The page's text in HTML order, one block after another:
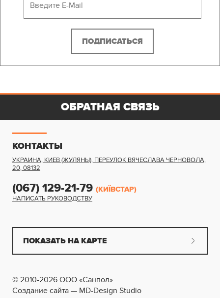
КОНТАКТЫ
УКРАИНА, КИЕВ (ЖУЛЯНЫ), ПЕРЕУЛОК ВЯЧЕСЛАВА ЧЕРНОВОЛА,
20,08132
(067) 129-21-79 (КИЇВСТАР)
НАПИСАТЬ РУКОВОДСТВУ
ПОКАЗАТЬ НА КАРТЕ
© 2010-2026 ООО «Санпол»
Создание сайта — MD-Design Studio
ОБРАТНАЯ СВЯЗЬ